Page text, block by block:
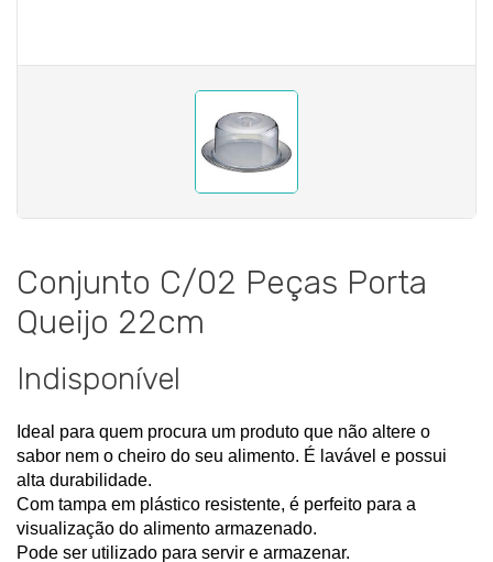
Conjunto C/02 Peças Porta
Queijo 22cm
Indisponível
Ideal para quem procura um produto que não altere o
sabor nem o cheiro do seu alimento. É lavável e possui
alta durabilidade.
Com tampa em plástico resistente, é perfeito para a
visualização do alimento armazenado.
Pode ser utilizado para servir e armazenar.